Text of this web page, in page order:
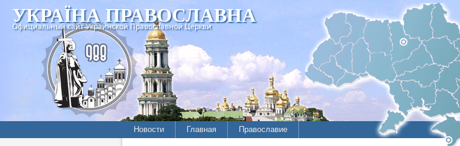
УКРАЇНА ПРАВОСЛАВНА
Официальный сайт Украинской Православной Церкви
Новости Главная Православие